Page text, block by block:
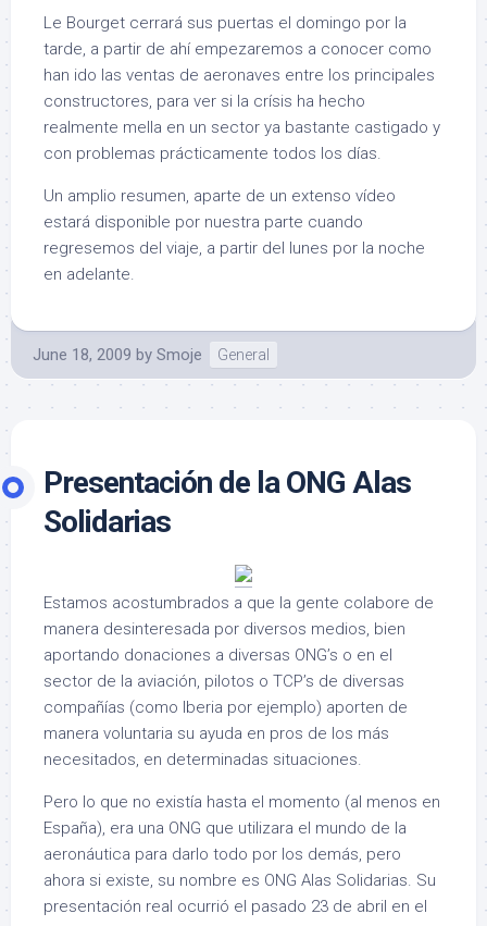
Le Bourget cerrará sus puertas el domingo por la
tarde, a partir de ahí empezaremos a conocer como
han ido las ventas de aeronaves entre los principales
constructores, para ver si la crísis ha hecho
realmente mella en un sector ya bastante castigado y
con problemas prácticamente todos los días.
Un amplio resumen, aparte de un extenso vídeo
estará disponible por nuestra parte cuando
regresemos del viaje, a partir del lunes por la noche
en adelante.
June 18, 2009 by Smoje General
Presentación de la ONG Alas
Solidarias
Estamos acostumbrados a que la gente colabore de
manera desinteresada por diversos medios, bien
aportando donaciones a diversas ONG’s o en el
sector de la aviación, pilotos o TCP’s de diversas
compañías (como Iberia por ejemplo) aporten de
manera voluntaria su ayuda en pros de los más
necesitados, en determinadas situaciones.
Pero lo que no existía hasta el momento (al menos en
España), era una ONG que utilizara el mundo de la
aeronáutica para darlo todo por los demás, pero
ahora si existe, su nombre es ONG Alas Solidarias. Su
presentación real ocurrió el pasado 23 de abril en el